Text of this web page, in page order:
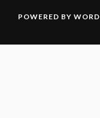
POWERED BY